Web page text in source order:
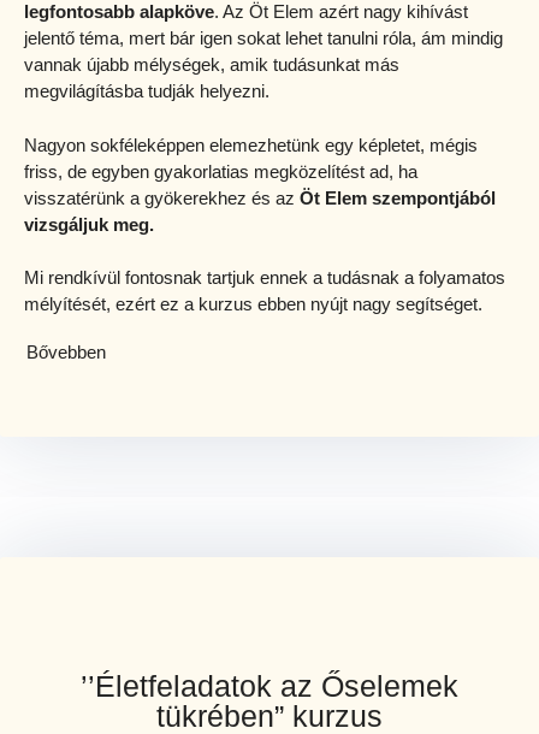
legfontosabb alapköve. Az Öt Elem azért nagy kihívást
jelentő téma, mert bár igen sokat lehet tanulni róla, ám mindig
vannak újabb mélységek, amik tudásunkat más
megvilágításba tudják helyezni.
Nagyon sokféleképpen elemezhetünk egy képletet, mégis
friss, de egyben gyakorlatias megközelítést ad, ha
visszatérünk a gyökerekhez és az Öt Elem szempontjából
vizsgáljuk meg.
Mi rendkívül fontosnak tartjuk ennek a tudásnak a folyamatos
mélyítését, ezért ez a kurzus ebben nyújt nagy segítséget.
Bővebben
’’Életfeladatok az Őselemek
tükrében” kurzus